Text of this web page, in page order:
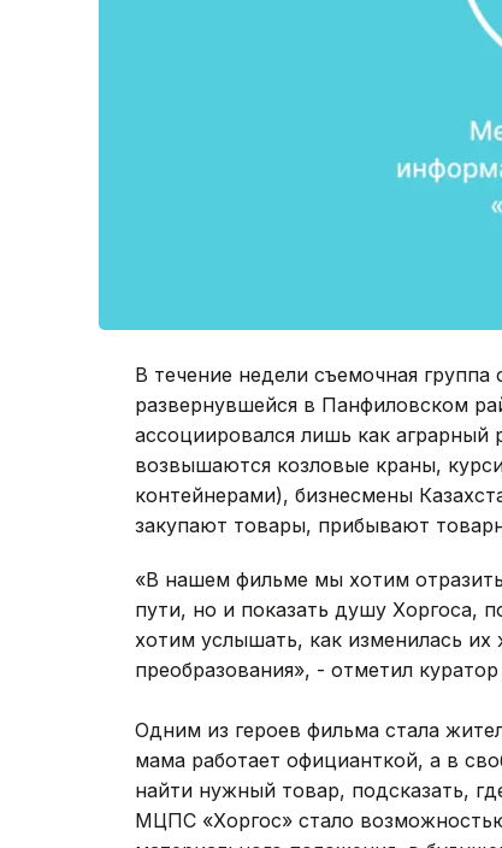
В течение недели съемочная
развернувшейся в Панфиловском
ассоциировался лишь как аграрный
возвышаются козловые краны,
контейнерами), бизнесмены
закупают товары, прибывают
«В нашем фильме мы хотим
пути, но и показать душу Хоргоса,
хотим услышать, как изменилась их
преобразования», - отметил
Одним из героев фильма стала
мама работает официанткой, а в
найти нужный товар, подсказать,
МЦПС «Хоргос» стало